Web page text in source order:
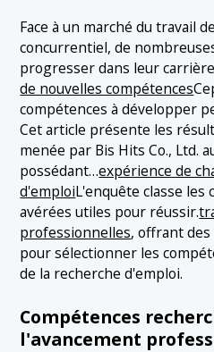
Face à un marché du travail
concurrentiel, de
progresser dans leur
de nouvelles compétences
compétences à développer
Cet article présente les
menée par Bis Hits Co., Ltd.
possédant…expérience de
d'emploiL'enquête classe les
avérées utiles pour réussir.
professionnelles, offrant
pour sélectionner les
de la recherche d'emploi.
Compétences
l'avancement